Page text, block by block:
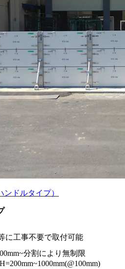
ドルタイプ）
に工事不要で取付可能
分割により無制限